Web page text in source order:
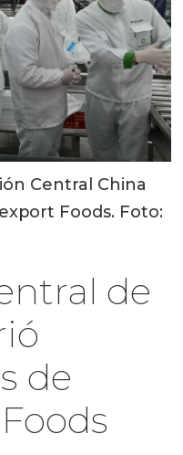
Central China
Foods. Foto:
de
de